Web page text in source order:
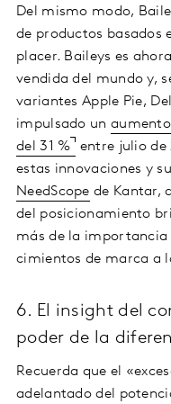
Del mismo modo,
de productos basados
placer. Baileys es
vendida del mundo y,
variantes Apple Pie,
impulsado un
del 31 %
entre julio de
estas innovaciones y
NeedScope de Kantar,
del posicionamiento
más de la importancia
cimientos de marca a
6. El insight del
poder de la
Recuerda que el
adelantado del